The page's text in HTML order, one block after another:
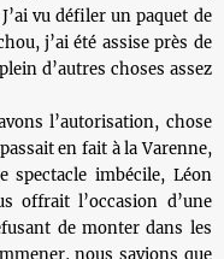
vu défiler un paquet de
j’ai été assise près de
d’autres choses assez
l’autorisation, chose
en fait à la Varenne,
spectacle imbécile, Léon
offrait l’occasion d’une
de monter dans les
nous savions que